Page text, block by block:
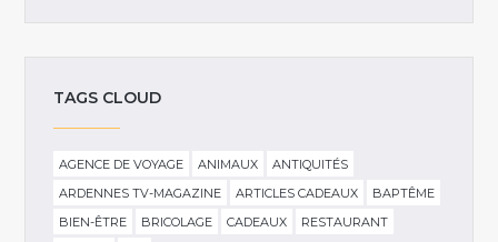
TAGS CLOUD
AGENCE DE VOYAGE ANIMAUX
ANTIQUITÉS
ARDENNES TV-MAGAZINE
ARTICLES CADEAUX
BAPTÊME
BIEN-ÊTRE
BRICOLAGE CADEAUX
RESTAURANT